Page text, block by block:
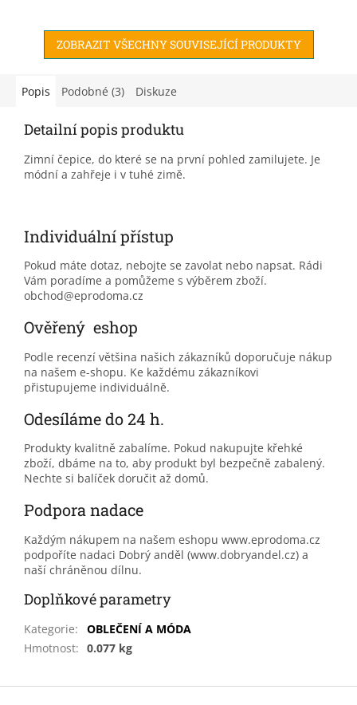
ZOBRAZIT VŠECHNY SOUVISEJÍCÍ PRODUKTY
Popis Podobné (3) Diskuze
Detailní popis produktu
Zimní čepice, do které se na první pohled zamilujete. Je
módní a zahřeje i v tuhé zimě.
Individuální přístup
Pokud máte dotaz, nebojte se zavolat nebo napsat. Rádi
Vám poradíme a pomůžeme s výběrem zboží.
obchod@eprodoma.cz
Ověřený eshop
Podle recenzí většina našich zákazníků doporučuje nákup
na našem e-shopu. Ke každému zákazníkovi
přistupujeme individuálně.
Odesíláme do 24 h.
Produkty kvalitně zabalíme. Pokud nakupujte křehké
zboží, dbáme na to, aby produkt byl bezpečně zabalený.
Nechte si balíček doručit až domů.
Podpora nadace
Každým nákupem na našem eshopu www.eprodoma.cz
podpoříte nadaci Dobrý anděl (www.dobryandel.cz) a
naší chráněnou dílnu.
Doplňkové parametry
Kategorie:
OBLEČENÍ A MÓDA
Hmotnost: 0.077 kg
Z